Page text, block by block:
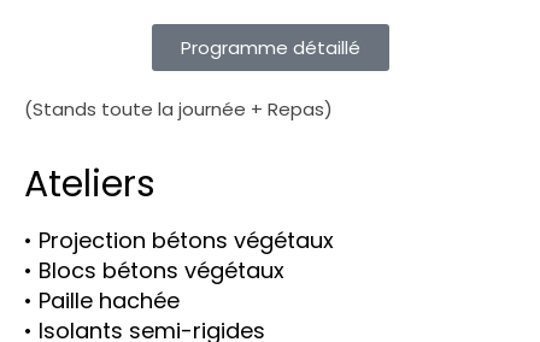
Programme détaillé
(Stands toute la journée + Repas)
Ateliers
• Projection bétons végétaux
• Blocs bétons végétaux
• Paille hachée
• Isolants semi-rigides